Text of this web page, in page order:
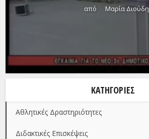
από Μαρία Διούδη
ΚΑΤΗΓΟΡΊΕΣ
Αθλητικές Δραστηριότητες
Διδακτικές Επισκέψεις